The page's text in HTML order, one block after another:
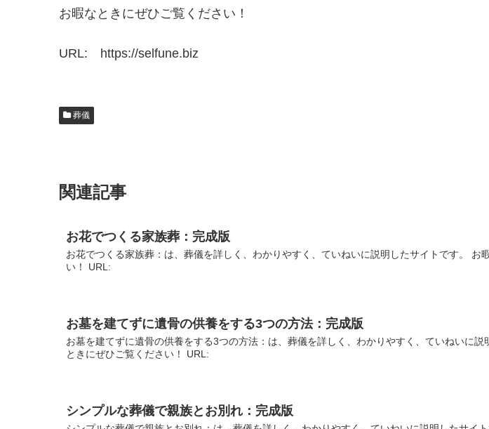
お暇なときにぜひご覧ください！
URL: https://selfune.biz
葬儀
関連記事
お花でつくる家族葬：完成版
お花でつくる家族葬：は、葬儀を詳しく、わかりやすく、ていねいに説明したサイトです。 お
い！ URL:
お墓を建てずに遺骨の供養をする3つの方法：完成版
お墓を建てずに遺骨の供養をする3つの方法：は、葬儀を詳しく、わかりやすく、ていねいに説
ときにぜひご覧ください！ URL:
シンプルな葬儀で親族とお別れ：完成版